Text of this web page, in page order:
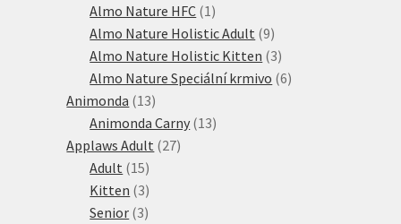
produktů
Almo Nature HFC 11
produkt
Almo Nature Holistic Adult 99
produktů
Almo Nature Holistic Kitten 33
produkty
Almo Nature Speciální krmivo 66
Animonda 1313
produktů
Animonda Carny 1313
Applaws Adult 2727
Adult 1515
produktů
Kitten 33
produkty
Senior 33